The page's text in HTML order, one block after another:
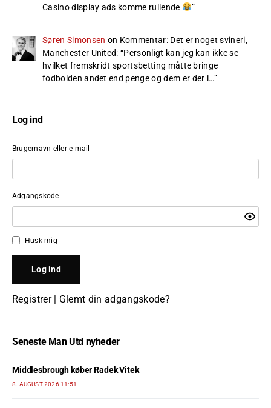
Casino display ads komme rullende
”
Søren Simonsen on Kommentar: Det er noget svineri,
Manchester United: “Personligt kan jeg kan ikke se
hvilket fremskridt sportsbetting måtte bringe
fodbolden andet end penge og dem er der i…”
Log ind
Brugernavn eller e-mail
Adgangskode
Husk mig
Registrer| Glemt din adgangskode?
Seneste Man Utd nyheder
Middlesbrough køber Radek Vitek
8. AUGUST 2026 11:51